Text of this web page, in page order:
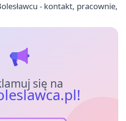
- kontakt, pracownie,
się na